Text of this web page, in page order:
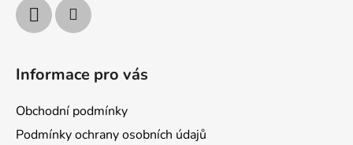
Informace pro vás
Obchodní podmínky
Podmínky ochrany osobních údajů